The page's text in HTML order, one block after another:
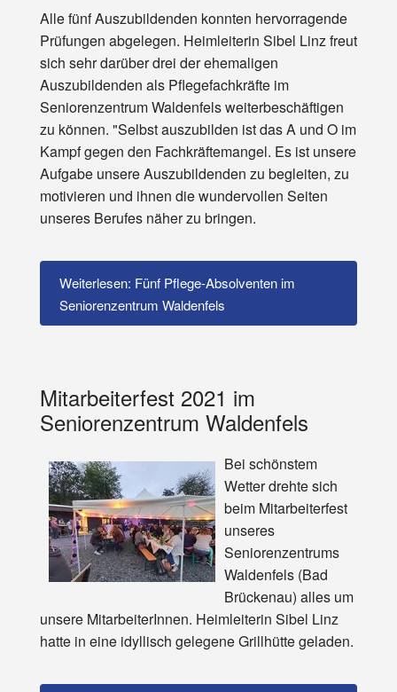
Alle fünf Auszubildenden konnten hervorragende
Prüfungen abgelegen. Heimleiterin Sibel Linz freut
sich sehr darüber drei der ehemaligen
Auszubildenden als Pflegefachkräfte im
Seniorenzentrum Waldenfels weiterbeschäftigen
zu können. "Selbst auszubilden ist das A und O im
Kampf gegen den Fachkräftemangel. Es ist unsere
Aufgabe unsere Auszubildenden zu begleiten, zu
motivieren und ihnen die wundervollen Seiten
unseres Berufes näher zu bringen.
Weiterlesen: Fünf Pflege-Absolventen im
Seniorenzentrum Waldenfels
Mitarbeiterfest 2021 im
Seniorenzentrum Waldenfels
Bei schönstem
Wetter drehte sich
beim Mitarbeiterfest
unseres
Seniorenzentrums
Waldenfels (Bad
Brückenau) alles um
unsere MitarbeiterInnen. Heimleiterin Sibel Linz
hatte in eine idyllisch gelegene Grillhütte geladen.